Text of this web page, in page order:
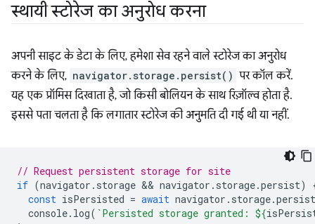
स्थायी स्टोरेज का अनुरोध करना
अपनी साइट के डेटा के लिए, हमेशा सेव रहने वाले स्टोरेज का अनुरोध
करने के लिए, navigator.storage.persist() पर कॉल करें.
यह एक प्रॉमिस दिखाता है, जो किसी बोलियन के साथ रिज़ॉल्व होता है.
इससे पता चलता है कि लगातार स्टोरेज की अनुमति दी गई थी या नहीं.
// Request persistent storage for site
if (navigator . storage && navigator . storage.persist)
const isPersisted = await navigator . storage.persist
console. log( `Persisted storage granted: ${